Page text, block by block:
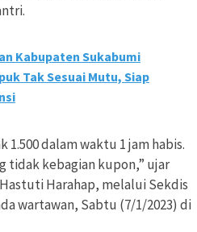
Kabupaten Sukabumi
Tak Sesuai Mutu, Siap
1.500 dalam waktu 1 jam habis.
tidak kebagian kupon,” ujar
Harahap, melalui Sekdis
wartawan, Sabtu (7/1/2023) di